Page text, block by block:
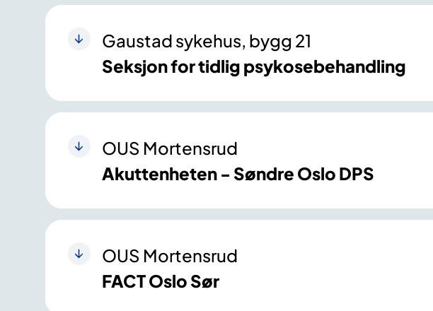
Gaustad sykehus, bygg 21
Seksjon for tidlig psykosebehandling
OUS Mortensrud
Akuttenheten - Søndre Oslo DPS
OUS Mortensrud
FACT Oslo Sør